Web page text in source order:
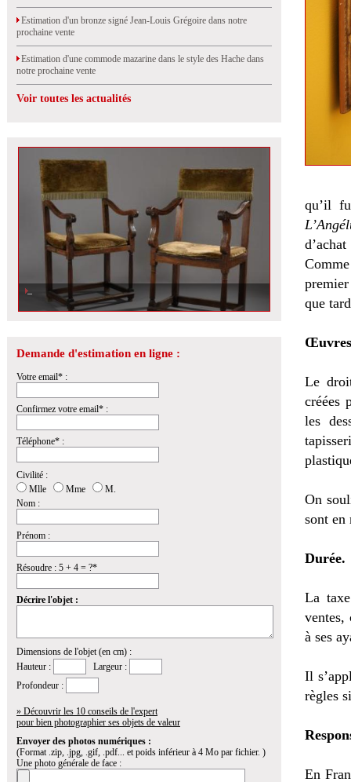
Estimation d'un bronze signé Jean-Louis Grégoire dans notre
prochaine vente
Estimation d'une commode mazarine dans le style des Hache dans
notre prochaine vente
Voir toutes les actualités
Demande d'estimation en ligne :
Votre email* :
Confirmez votre email* :
Téléphone* :
Civilité :
Mlle
Mme
M.
Nom :
Prénom :
Résoudre : 5 + 4 = ?*
Décrire l'objet :
Dimensions de l'objet (en cm) :
Hauteur :
Largeur :
Profondeur :
» Découvrir les 10 conseils de l'expert
pour bien photographier ses objets de valeur
Envoyer des photos numériques :
(Format .zip, .jpg, .gif, .pdf... et poids inférieur à 4 Mo par fichier. )
Une photo générale de face :
qu’il
que
Œuvres
Le
créées
les
On
sont en
Durée.
La
ventes,
à ses
Il
règles
En